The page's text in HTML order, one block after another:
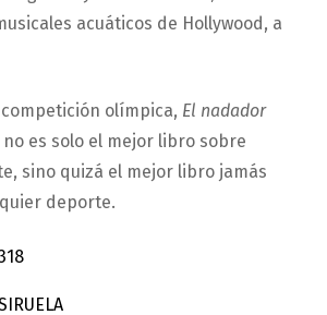
acuáticos de Hollywood, a
olímpica, El nadador
no es solo el mejor libro sobre
sino quizá el mejor libro jamás
deporte.